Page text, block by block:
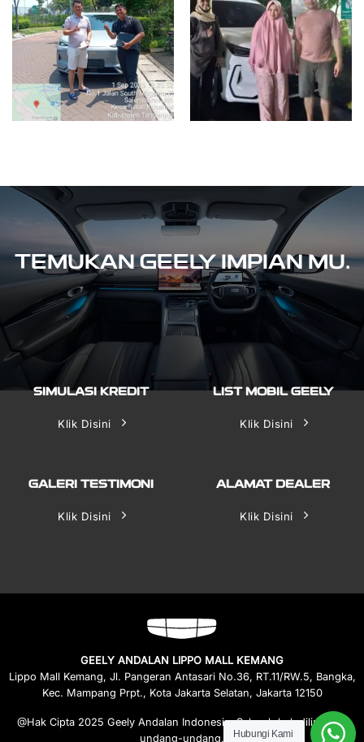
TEMUKAN GEELY IMPIAN MU.
SIMULASI KREDIT
Klik Disini
LIST MOBIL GEELY
Klik Disini
GALERI TESTIMONI
Klik Disini
ALAMAT DEALER
Klik Disini
GEELY ANDALAN LIPPO MALL KEMANG
Lippo Mall Kemang, Jl. Pangeran Antasari No.36, RT.11/RW.5, Bangka,
Kec. Mampang Prpt., Kota Jakarta Selatan, Jakarta 12150
@Hak Cipta 2025 Geely Andalan Indonesia. Seluruh hak dilindungi
undang-undang.
Hubungi Kami